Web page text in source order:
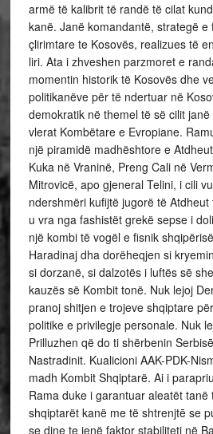
armë të kalibrit të randë të cilat
kanë. Janë komandantë, strategë e
çlirimtare te Kosovës, realizues të
liri. Ata i zhveshen parzmoret e
momentin historik të Kosovës dhe
politikanëve për të ndertuar në
demokratik në themel të së cilit
vlerat Kombëtare e Evropiane.
një piramidë madhështore e
Kuka në Vraninë, Preng Cali në
Mitrovicë, apo gjeneral Telini, i cili
ndershmëri kufijtë jugorë të
u vra nga fashistët grekë sepse i
një kombi tē vogël e fisnik
Haradinaj dha dorëheqjen si
si dorzanë, si dalzotës i luftës sē
kauzës së Kombit tonë. Nuk lejoj
pranoj shitjen e trojeve shqiptare
politike e privilegje personale. Nuk
Prilluzhen që do ti shërbenin
Nastradinit. Kualicioni AAK-PDK-
madh Kombit Shqiptarë. Ai i
Rama duke i garantuar aleatët tanë
shqiptarët kanë me të shtrenjtē se
se dine te jenë faktor stabiliteti në